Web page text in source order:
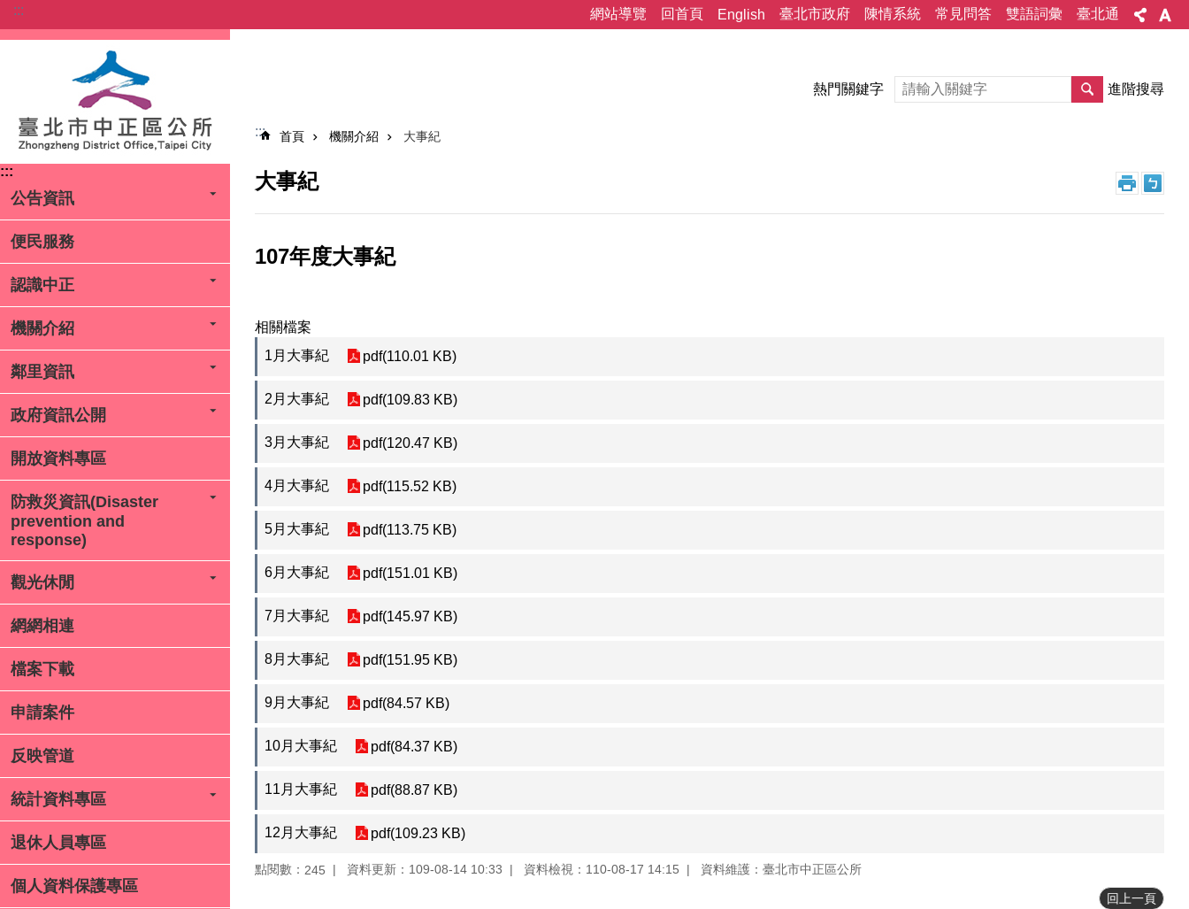
跳到主要內容區塊
::: 網站導覽 回首頁 English 臺北市政府 陳情系統 常見問答 雙語詞彙 臺北通
:::
公告資訊
便民服務
認識中正
機關介紹
鄰里資訊
政府資訊公開
開放資料專區
防救災資訊(Disaster
prevention and
response)
觀光休閒
網網相連
檔案下載
申請案件
反映管道
統計資料專區
退休人員專區
個人資料保護專區
熱門關鍵字 進階搜尋
::: 首頁 機關介紹 大事紀
大事紀
107年度大事紀
相關檔案
1月大事紀
pdf(110.01 KB)
2月大事紀 pdf(109.83 KB)
3月大事紀 pdf(120.47 KB)
4月大事紀 pdf(115.52 KB)
5月大事紀 pdf(113.75 KB)
6月大事紀 pdf(151.01 KB)
7月大事紀 pdf(145.97 KB)
8月大事紀 pdf(151.95 KB)
9月大事紀 pdf(84.57 KB)
10月大事紀 pdf(84.37 KB)
11月大事紀 pdf(88.87 KB)
12月大事紀 pdf(109.23 KB)
點閱數： 245 資料更新：109-08-14 10:33 資料檢視：110-08-17 14:15 資料維護：臺北市中正區公所
回上一頁